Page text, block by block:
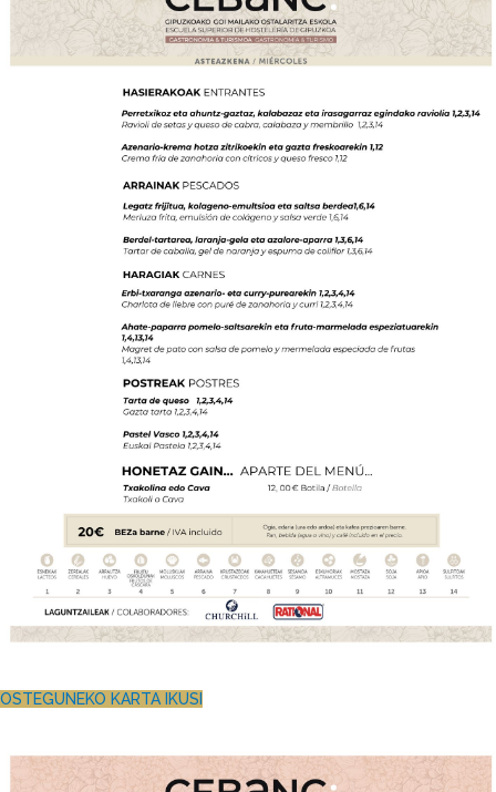
OSTEGUNEKO KARTA IKUSI